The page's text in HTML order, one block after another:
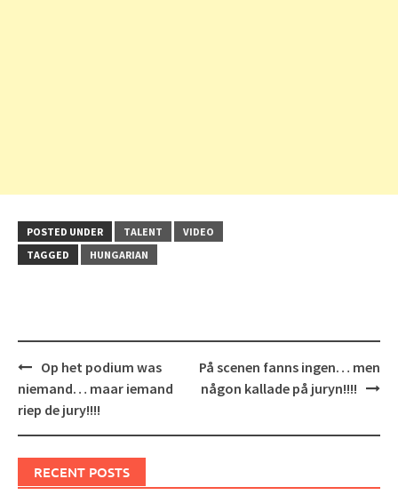
POSTED UNDER TALENT
VIDEO
TAGGED
HUNGARIAN
Post
navigation
Op het podium was
niemand… maar iemand
riep de jury!!!!
På scenen fanns ingen… men
någon kallade på juryn!!!!
RECENT POSTS